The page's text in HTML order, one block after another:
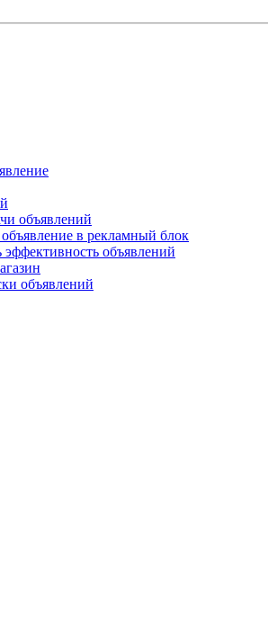
объявлений
в рекламный блок
объявлений
объявлений